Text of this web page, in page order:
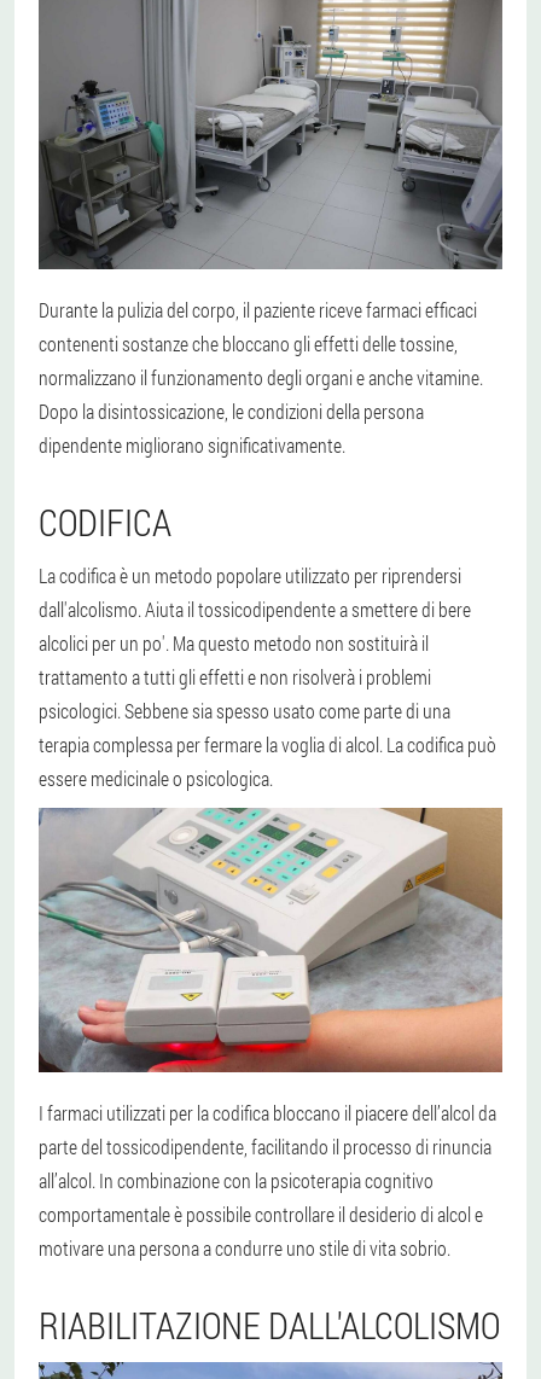
Durante la pulizia del corpo, il paziente riceve farmaci efficaci
contenenti sostanze che bloccano gli effetti delle tossine,
normalizzano il funzionamento degli organi e anche vitamine.
Dopo la disintossicazione, le condizioni della persona
dipendente migliorano significativamente.
CODIFICA
La codifica è un metodo popolare utilizzato per riprendersi
dall'alcolismo. Aiuta il tossicodipendente a smettere di bere
alcolici per un po'. Ma questo metodo non sostituirà il
trattamento a tutti gli effetti e non risolverà i problemi
psicologici. Sebbene sia spesso usato come parte di una
terapia complessa per fermare la voglia di alcol. La codifica può
essere medicinale o psicologica.
I farmaci utilizzati per la codifica bloccano il piacere dell’alcol da
parte del tossicodipendente, facilitando il processo di rinuncia
all’alcol. In combinazione con la psicoterapia cognitivo
comportamentale è possibile controllare il desiderio di alcol e
motivare una persona a condurre uno stile di vita sobrio.
RIABILITAZIONE DALL'ALCOLISMO